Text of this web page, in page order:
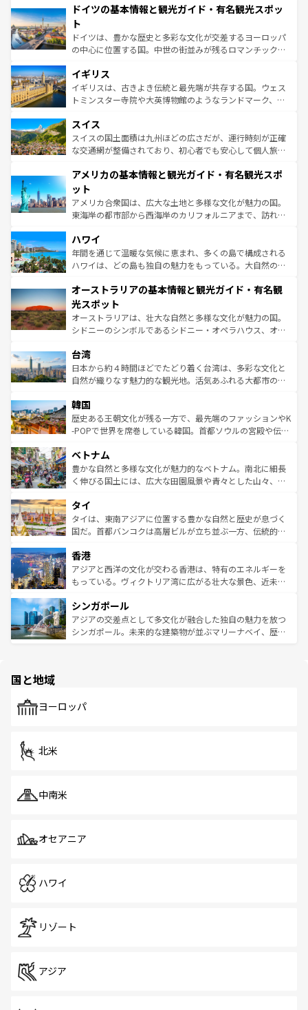
せる。地方によって風土や気候が異なるスペインはその個
ンテンツ一覧 を参照してほしい。
で、幅広い魅力が詰まっている。華麗な宮殿、歴史的な大
聖堂、美しいビーチ、そして豊かな自然が、訪れる者を心
から魅了する。また、フランスは美食の国としても知ら
れ、フランス料理はユネスコ無形文化遺産にも登録されて
香り高いラベンダー畑など、多彩な楽しみ方が可能だ。さ
らに、パリ以外の地域にも魅力が溢れており、どの街角に
も豊かな歴史と文化が息づいている。パリ以外の個性あふ
を参照してほしい。
ドイツの基本情報と観光ガイド・有名観光スポッ
ト
ドイツは、豊かな歴史と多彩な文化が交差するヨーロッパ
の中心に位置する国。中世の街並みが残るロマンチック街
顔を持つこの国は、どこを歩いても飽きることがない。ベ
ルリンの文化的活気、バイエルン州のアルプスの絶景、そ
してライン川沿いのワイン畑といった風景は必見。ビール
は、お酒好きな人にはぜひ体験してほしい。 なお、新着の
ドイツ情報はコンテンツ一覧を参照してほしい。
イギリス
イギリスは、古きよき伝統と最先端が共存する国。ウェス
トミンスター寺院や大英博物館のようなランドマーク、歴
リアごとに異なる魅力がある。また、優雅なアフタヌーン
ティー、ビール好きにはたまらない英国パブ、サッカー観
戦など、本場だからこそできる体験も豊富。イギリスを旅
ンツ一覧を参照してほしい。
スイス
スイスの国土面積は九州ほどの広さだが、運行時刻が正確
な交通網が整備されており、初心者でも安心して個人旅行
の建物がそのまま残る町や、スイスならではのユニークな
博物館もあり、アルプス観光だけでなく町歩きも満喫する
ことができる。国民の所得が高いため物価も高いが、旅行
者向けの交通パス提供のサービスもあり、うまく活用すれ
着のスイス情報は
アメリカの基本情報と観光ガイド・有名観光スポ
ット
アメリカ合衆国は、広大な土地と多様な文化が魅力の国。
東海岸の都市部から西海岸のカリフォルニアまで、訪れる
のような巨大都市は、観光、ショッピング、エンターテイ
ンメントが詰まった刺激的なスポットだ。一方、アメリカ
西部には大自然が広がり、グランドキャニオンやイエロー
部のニューオーリンズでは、音楽と美食が融合した独特の
文化が魅力。旅行者はアメリカの各地域で異なる魅力を楽
しみながら、その多様性と豊かな歴史を感じることができ
るだろう。車でのロードトリップや列車の旅も、アメリカ
情報は
ハワイ
年間を通じて温暖な気候に恵まれ、多くの島で構成される
ハワイは、どの島も独自の魅力をもっている。大自然の神
ワイ島は見逃せない。また、定番の観光地といえばオアフ
島だが、静かな自然を求めるならマウイ島やカウアイ島が
おすすめ。エメラルドグリーンに輝く海をはじめ、豊かな
文化や歴史が息づいている。「アロハスピリット」と呼ば
人々、おいしいローカルフードやハワイアンミュージッ
ク、伝統的なフラダンスなど、すべてがハワイの魅力を彩
っている。訪れるたびに新しい発見と感動が待っているハ
はコンテンツ一覧
オーストラリアの基本情報と観光ガイド・有名観
光スポット
オーストラリアは、壮大な自然と多様な文化が魅力の国。
シドニーのシンボルであるシドニー・オペラハウス、オー
リアリーフや大陸中央部にそびえるウルル（エアーズロッ
ク）、タスマニアの美しい原生林やケアンズの熱帯雨林な
ど、見どころがたくさん。また、カフェやワイン、オージ
いる。アクティビティも充実しており、サーフィンやダイ
ビング、ハイキングなど、アウトドア好きにはたまらな
い。オーストラリアの多彩な魅力を存分に味わいつくそ
参照してほしい。
台湾
日本から約４時間ほどでたどり着く台湾は、多彩な文化と
自然が織りなす魅力的な観光地。活気あふれる大都市の台
ン）、静ひつな山岳地帯である台湾東部など、都市の喧騒
と山間の静けさが共存しており、訪れる人に新しい発見と
驚きをもたらしてくれる。また、奥深い台湾の食文化も魅
容にもいいと評判のスイーツなど、バラエティ豊かな料理
が味わえる。 なお、新着の台湾情報は コンテンツ一覧を参
照してほしい。
韓国
歴史ある王朝文化が残る一方で、最先端のファッションやK
-POPで世界を席巻している韓国。首都ソウルの宮殿や伝統
き、地方に足を延ばせば四季折々の自然美を楽しむことが
できる。そして、キムチや焼肉、絶品のストリートフード
まで、さまざまな韓国料理が待っている。夜には、韓国な
リティに包まれながら、韓国の多彩な魅力を心ゆくまで味
わってみてほしい。 なお、新着の韓国情報はコンテンツ一
覧を参照してほしい。
ベトナム
豊かな自然と多様な文化が魅力的なベトナム。南北に細長
く伸びる国土には、広大な田園風景や青々とした山々、世
急速な発展と共に伝統が息づく。ハノイの古い町並みやホ
ーチミン市のフランス統治時代の建物も、独特の雰囲気を
醸し出している。また、バラエティの豊かさとおいしさで
とつ。フォーやバインミー、ベトナムコーヒーなどは、ぜ
ひ現地で味わいたい。どの地域を訪れてもあたたかい人々
が旅行者を迎えてくれるので、きっと忘れられない旅にな
参照してほしい。
タイ
タイは、東南アジアに位置する豊かな自然と歴史が息づく
国だ。首都バンコクは高層ビルが立ち並ぶ一方、伝統的な
の活気が交差している。北部ではチェンマイなどの山岳地
帯で自然と触れ合い、南部ではプーケットやクラビの美し
いビーチでリゾート気分を楽しむことができる。タイ料理
激する。気候は一年中温暖で、どの季節にも異なる楽しみ
が待っている。親しみやすいタイの人々、仏教を中心とし
た文化、そして多様な観光資源が、訪れる旅人を魅了し続
香港
アジアと西洋の文化が交わる香港は、特有のエネルギーを
もっている。ヴィクトリア湾に広がる壮大な景色、近未来
み、どこを訪れても感動するはず。観光スポットが密集し
ており、効率よく見どころを回れるのも魅力。息をのむよ
うな絶景から文化的な体験まで、香港を存分に楽しみ尽く
シンガポール
アジアの交差点として多文化が融合した独自の魅力を放つ
シンガポール。未来的な建築物が並ぶマリーナベイ、歴史
で、ホーカーズは地元の風情を楽しめる外せないスポット
国と地域
ヨーロッパ
北米
中南米
オセアニア
ハワイ
リゾート
アジア